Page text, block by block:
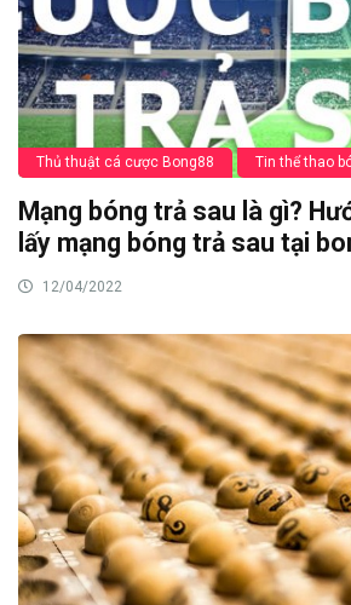
Thủ thuật cá cược Bong88 Tin thể thao
Mạng bóng trả sau là gì?
lấy mạng bóng trả sau tại
12/04/2022